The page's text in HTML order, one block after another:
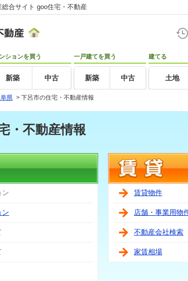
合サイト goo住宅・不動産
ションを買う
新築 中古
一戸建てを買う
新築 中古
建てる
土地
県 > 下呂市の住宅・不動産情報
・不動産情報
ン
ン
賃貸物件
店舗・事業用物
不動産会社検索
家賃相場